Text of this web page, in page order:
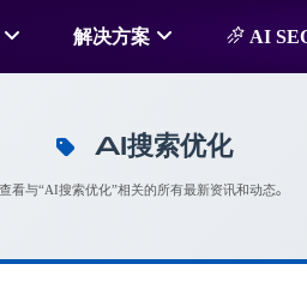
解决方案 AI
AI搜索优化
查看与“AI搜索优化”相关的所有最新资讯和动态。